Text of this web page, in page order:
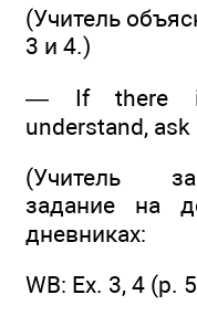
(Учитель
3 и 4.)
— If there
understand, ask
(Учитель
задание на
дневниках:
WB: Ех. 3, 4 (р.